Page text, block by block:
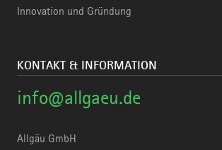
Innovation und Gründung
KONTAKT & INFORMATION
info@allgaeu.de
Allgäu GmbH